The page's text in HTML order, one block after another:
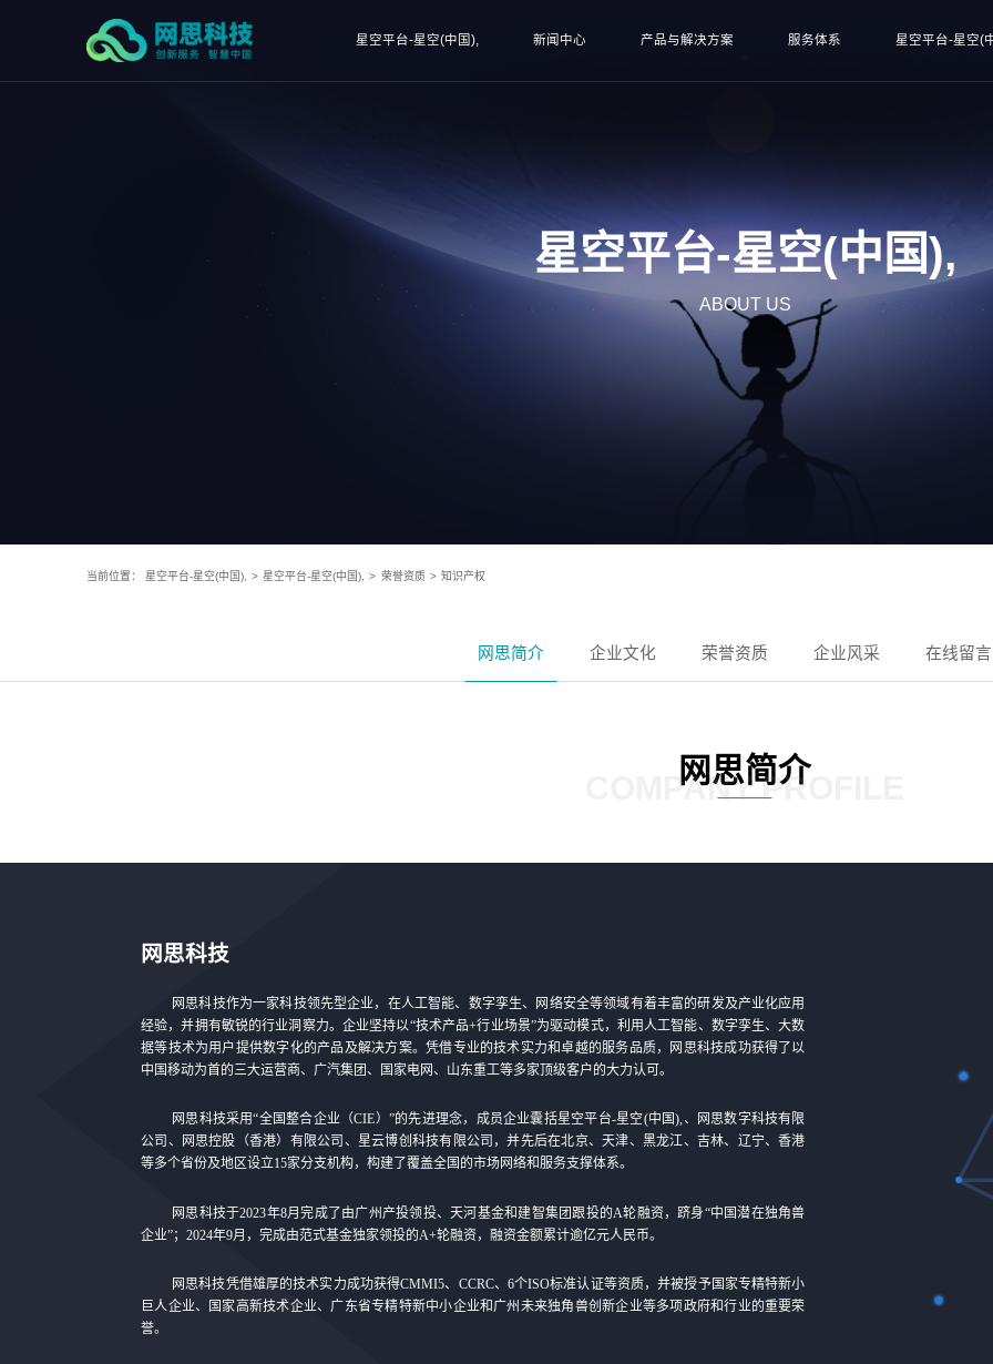
星空平台-星空(中国), 新闻中心 产品与解决方案 服务体系 星空平台-星空(
星空平台-星空(中国),
ABOUT US
当前位置： 星空平台-星空(中国), > 星空平台-星空(中国), > 荣誉资质 > 知识产权
网思简介 企业文化 荣誉资质 企业风采 在线留言
网思简介
COMPANY PROFILE
网思科技
网思科技作为一家科技领先型企业，在人工智能、数字孪生、网络安全等领域有着丰富的研发及产业化应用
经验，并拥有敏锐的行业洞察力。企业坚持以“技术产品+行业场景”为驱动模式，利用人工智能、数字孪生、大数
据等技术为用户提供数字化的产品及解决方案。凭借专业的技术实力和卓越的服务品质，网思科技成功获得了以
中国移动为首的三大运营商、广汽集团、国家电网、山东重工等多家顶级客户的大力认可。
网思科技采用“全国整合企业（CIE）”的先进理念，成员企业囊括星空平台-星空(中国),、网思数字科技有限
公司、网思控股（香港）有限公司、星云博创科技有限公司，并先后在北京、天津、黑龙江、吉林、辽宁、香港
等多个省份及地区设立15家分支机构，构建了覆盖全国的市场网络和服务支撑体系。
网思科技于2023年8月完成了由广州产投领投、天河基金和建智集团跟投的A轮融资，跻身“中国潜在独角兽
企业”；2024年9月，完成由范式基金独家领投的A+轮融资，融资金额累计逾亿元人民币。
网思科技凭借雄厚的技术实力成功获得CMMI5、CCRC、6个ISO标准认证等资质，并被授予国家专精特新小
巨人企业、国家高新技术企业、广东省专精特新中小企业和广州未来独角兽创新企业等多项政府和行业的重要荣
誉。